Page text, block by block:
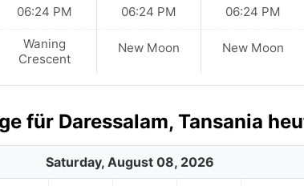
06:24 PM
Waning
Crescent
06:24 PM
New Moon
06:24 PM
New Moon
für Daressalam, Tansania
Saturday, August 08, 2026